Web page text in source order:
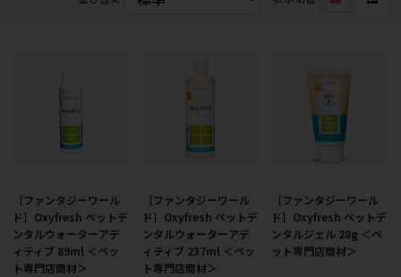
［ファンタジーワール
ド］Oxyfresh ペットデ
ンタルウォーターアデ
ィティブ 89ml ＜ペッ
ト専門店商材＞
［ファンタジーワール
ド］Oxyfresh ペットデ
ンタルウォーターアデ
ィティブ 237ml ＜ペッ
ト専門店商材＞
［ファンタジーワール
ド］Oxyfresh ペットデ
ンタルジェル 28g ＜ペ
ット専門店商材＞